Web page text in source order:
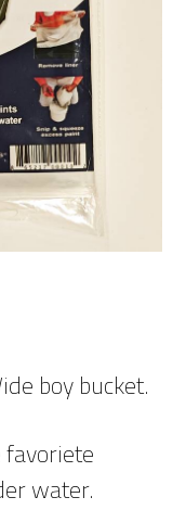
boy bucket.
water.